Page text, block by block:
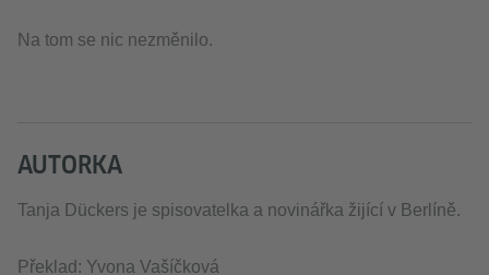
Na tom se nic nezměnilo.
AUTORKA
Tanja Dückers je spisovatelka a novinářka žijící v Berlíně.
Překlad: Yvona Vašíčková